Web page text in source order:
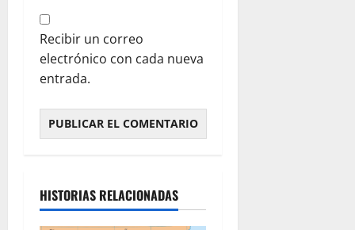
Recibir un correo
electrónico con cada nueva
entrada.
HISTORIAS RELACIONADAS